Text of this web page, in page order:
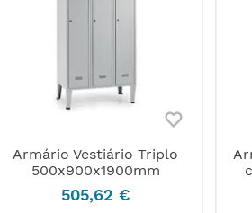
Armário Vestiário Triplo
500x900x1900mm
505,62 €